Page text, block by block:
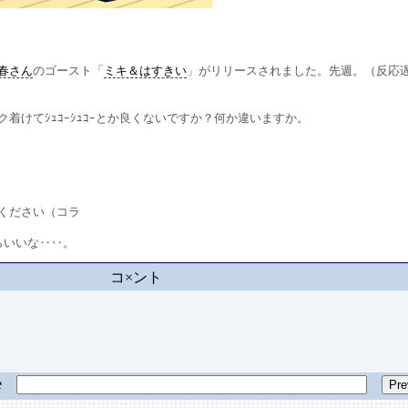
さんのゴースト「 ミキ＆はすきい 」がリリースされました。先週。（反応
てｼｭｺｰｼｭｺｰとか良くないですか？何か違いますか。
さい（コラ
いな‥‥。
コ×ント